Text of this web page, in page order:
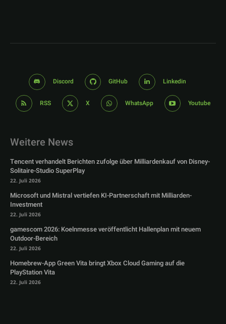
Discord GitHub Linkedin
RSS X WhatsApp Youtube
Weitere News
Tencent verhandelt Berichten zufolge über Milliardenkauf von Disney-
Solitaire-Studio SuperPlay
22. Juli 2026
Microsoft und Mistral vertiefen KI-Partnerschaft mit Milliarden-
Investment
22. Juli 2026
gamescom 2026: Koelnmesse veröffentlicht Hallenplan mit neuem
Outdoor-Bereich
22. Juli 2026
Homebrew-App Green Vita bringt Xbox Cloud Gaming auf die
PlayStation Vita
22. Juli 2026